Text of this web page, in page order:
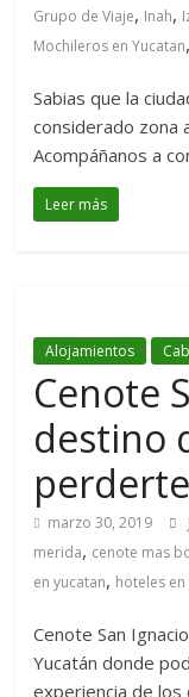
Grupo de Viaje, Inah,
Mochileros en Yucatan,
Sabias que la
considerado zona
Acompáñanos a
Leer más
Alojamientos
Cenote
destino
marzo 30, 2019
merida, cenote mas
en yucatan, hoteles en
Cenote San
Yucatán donde
experiencia de los